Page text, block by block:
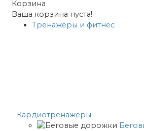
Корзина
Ваша корзина пуста!
Тренажёры и фитнес
Кардиотренажеры